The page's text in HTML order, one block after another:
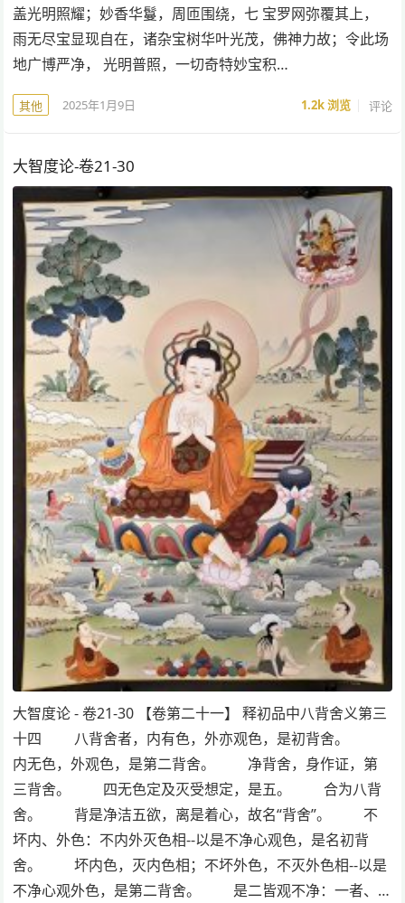
盖光明照耀；妙香华鬘，周匝围绕，七 宝罗网弥覆其上，
雨无尽宝显现自在，诸杂宝树华叶光茂，佛神力故；令此场
地广博严净， 光明普照，一切奇特妙宝积…
其他 2025年1月9日 1.2k浏览 评论
大智度论-卷21-30
大智度论 - 卷21-30 【卷第二十一】 释初品中八背舍义第三
十四 八背舍者，内有色，外亦观色，是初背舍。
内无色，外观色，是第二背舍。 净背舍，身作证，第
三背舍。 四无色定及灭受想定，是五。 合为八背
舍。 背是净洁五欲，离是着心，故名“背舍”。 不
坏内、外色：不内外灭色相--以是不净心观色，是名初背
舍。 坏内色，灭内色相；不坏外色，不灭外色相--以是
不净心观外色，是第二背舍。 是二皆观不净：一者、…